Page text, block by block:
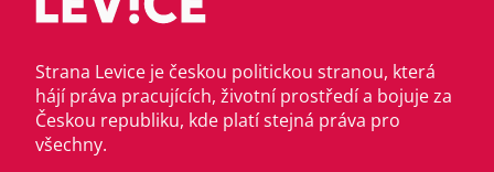
Strana Levice je českou politickou stranou, která
hájí práva pracujících, životní prostředí a bojuje za
Českou republiku, kde platí stejná práva pro
všechny.